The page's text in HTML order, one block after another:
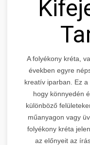
A folyékony kréta,
években egyre
kreatív iparban. Ez a
hogy könnyedén
különböző
műanyagon vagy
folyékony kréta
az előnyeit az